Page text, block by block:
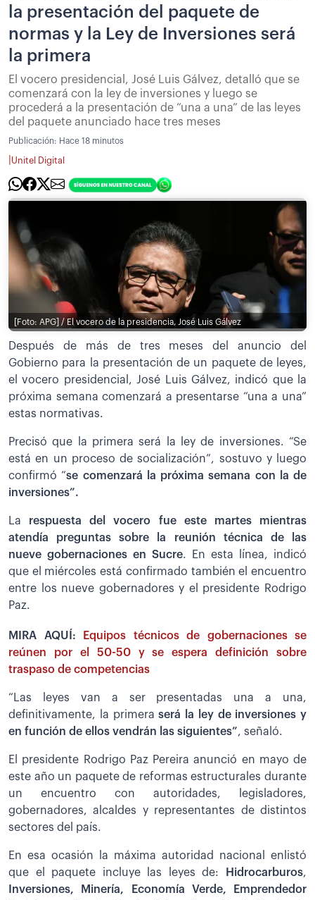
la presentación del paquete de
normas y la Ley de Inversiones será
la primera
El vocero presidencial, José Luis Gálvez, detalló que se
comenzará con la ley de inversiones y luego se
procederá a la presentación de “una a una” de las leyes
del paquete anunciado hace tres meses
Publicación: Hace 18 minutos
Unitel Digital
[Foto: APG] / El vocero de la presidencia, José Luis Gálvez
Después de más de tres meses del anuncio del
Gobierno para la presentación de un paquete de leyes,
el vocero presidencial, José Luis Gálvez, indicó que la
próxima semana comenzará a presentarse “una a una”
estas normativas.
Precisó que la primera será la ley de inversiones. “Se
está en un proceso de socialización”, sostuvo y luego
confirmó “se comenzará la próxima semana con la de
inversiones”.
La respuesta del vocero fue este martes mientras
atendía preguntas sobre la reunión técnica de las
nueve gobernaciones en Sucre. En esta línea, indicó
que el miércoles está confirmado también el encuentro
entre los nueve gobernadores y el presidente Rodrigo
Paz.
MIRA AQUÍ:
Equipos técnicos de gobernaciones se
reúnen por el 50-50 y se espera definición sobre
traspaso de competencias
“Las leyes van a ser presentadas una a una,
definitivamente, la primeraserá la ley de inversiones y
en función de ellos vendrán las siguientes”, señaló.
El presidente Rodrigo Paz Pereira anunció en mayo de
este año un paquete de reformas estructurales durante
un encuentro con autoridades, legisladores,
gobernadores, alcaldes y representantes de distintos
sectores del país.
En esa ocasión la máxima autoridad nacional enlistó
que el paquete incluye las leyes de:
Hidrocarburos,
Inversiones, Minería, Economía Verde, Emprendedor